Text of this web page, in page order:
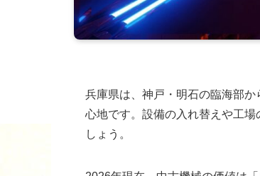
兵庫県は、神戸・明石の臨海部
心地です。設備の入れ替えや工
しょう。